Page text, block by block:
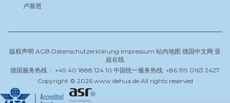
卢塞恩
版权声明 AGB Datenschutzerklärung Impressum 站内地图 德国中文网 亚
超在线
德国服务热线： +49 40 1888 124 10 中国统一服务热线: +86 199 0163 2427
Copyright © 2026 www.dehua.de All rights reserved